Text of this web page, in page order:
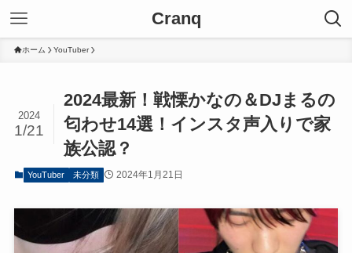
Cranq
ホーム YouTuber
2024最新！戦慄かなの＆DJまるの
匂わせ14選！インスタ声入りで家
族公認？
2024
1/21
YouTuber 未分類 2024年1月21日